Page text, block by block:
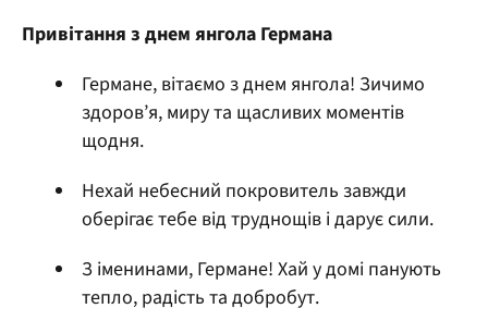
Привітання з днем янгола Германа
Германе, вітаємо з днем янгола! Зичимо
здоров’я, миру та щасливих моментів
щодня.
Нехай небесний покровитель завжди
оберігає тебе від труднощів і дарує сили.
З іменинами, Германе! Хай у домі панують
тепло, радість та добробут.